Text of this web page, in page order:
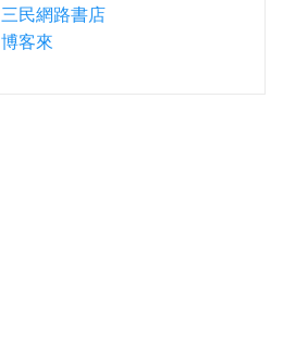
三民網路書店
博客來